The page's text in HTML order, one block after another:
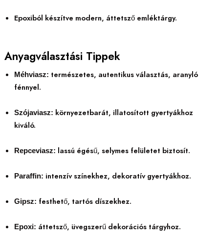
Epoxiból készítve modern, áttetsző emléktárgy.
Anyagválasztási Tippek
Méhviasz: természetes, autentikus választás, aranyló
fénnyel.
Szójaviasz: környezetbarát, illatosított gyertyákhoz
kiváló.
Repceviasz: lassú égésű, selymes felületet biztosít.
Paraffin: intenzív színekhez, dekoratív gyertyákhoz.
Gipsz: festhető, tartós díszekhez.
Epoxi: áttetsző, üvegszerű dekorációs tárgyhoz.